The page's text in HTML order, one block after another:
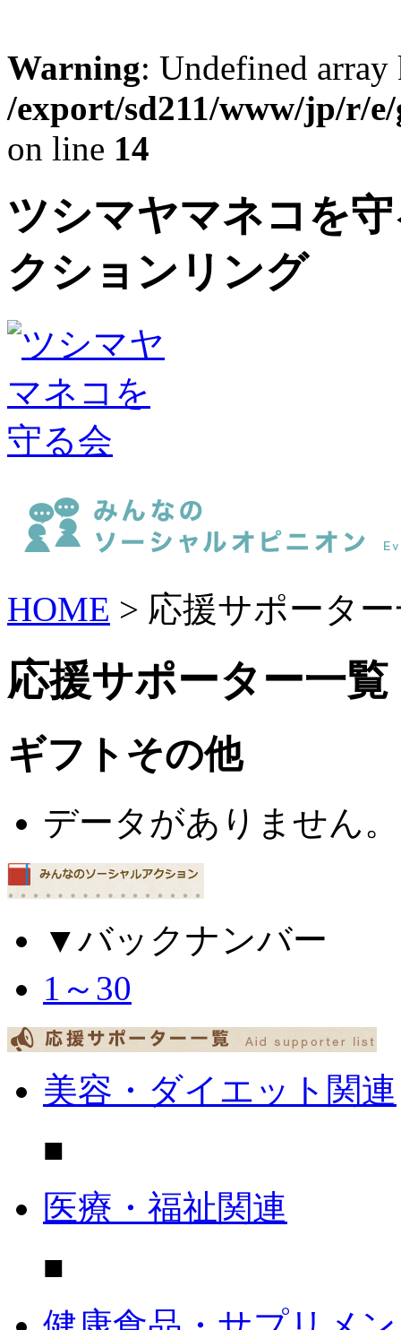
Warning: Undefined
/export/sd211/www/jp/r/
on line 14
ツシマヤマネコを
クションリング
HOME > 応援サポータ
応援サポーター一
ギフトその他
データがありません。
▼バックナンバー
1～30
美容・ダイエット関連
■
医療・福祉関連
■